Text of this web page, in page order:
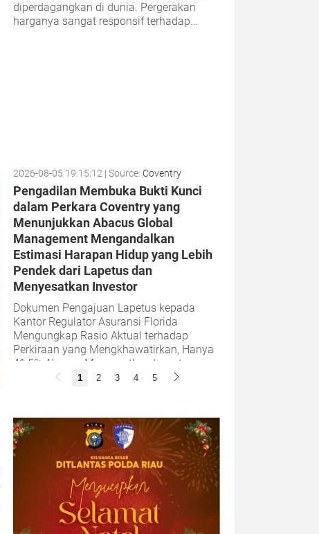
diperdagangkan di dunia. Pergerakan
harganya sangat responsif terhadap...
2026-08-05 19:15:12 | Source: Coventry
Pengadilan Membuka Bukti Kunci
dalam Perkara Coventry yang
Menunjukkan Abacus Global
Management Mengandalkan
Estimasi Harapan Hidup yang Lebih
Pendek dari Lapetus dan
Menyesatkan Investor
Dokumen Pengajuan Lapetus kepada
Kantor Regulator Asuransi Florida
Mengungkap Rasio Aktual terhadap
Perkiraan yang Mengkhawatirkan, Hanya
41,5% Abacus Menyesatkan Investornya
dengan Menyembunyikan...
2026-08-05 14:33:34| Source: British American
Riset Global Terbaru Velo
Mengungkap Bagaimana Ekspresi
Diri Menciptakan “Efek Berantai”
1 2 3 4 5